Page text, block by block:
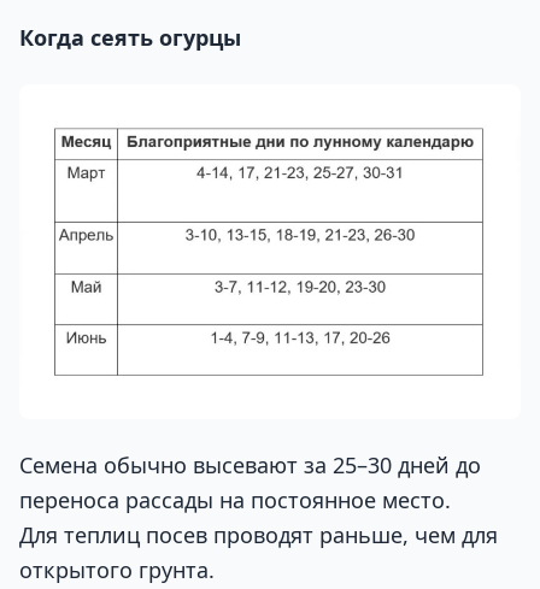
Когда сеять огурцы
Семена обычно высевают за 25–30 дней до
переноса рассады на постоянное место.
Для теплиц посев проводят раньше, чем для
открытого грунта.